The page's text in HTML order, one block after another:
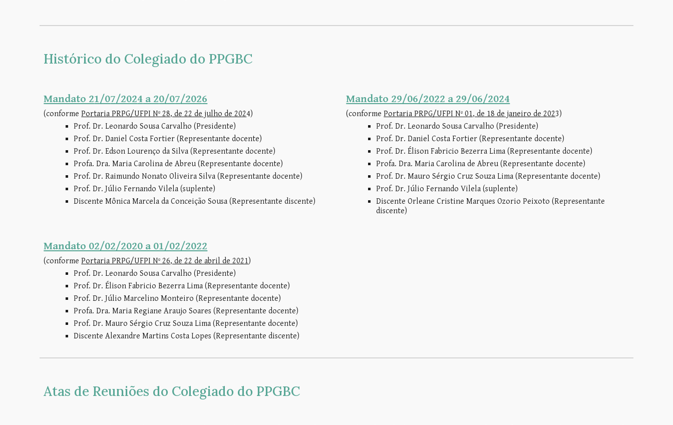
Histórico do Colegiado do PPGBC
Mandato 21/07/2024 a 20/07/2026
(conformePortaria PRPG/UFPI Nº 28, de 22 de julho de 2024)
Prof. Dr. Leonardo Sousa Carvalho (Presidente)
Prof. Dr. Daniel Costa Fortier (Representante docente)
Prof. Dr. Edson Lourenço da Silva (Representante docente)
Profa. Dra. Maria Carolina de Abreu (Representante docente)
Prof. Dr. Raimundo Nonato Oliveira Silva (Representante docente)
Prof. Dr. Júlio Fernando Vilela (suplente)
Discente Mônica Marcela da Conceição Sousa (Representante discente)
Mandato 29/06/2022 a 29/06/2024
(conformePortaria PRPG/UFPI Nº 01, de 18 de janeiro de 2023)
Prof. Dr. Leonardo Sousa Carvalho (Presidente)
Prof. Dr. Daniel Costa Fortier (Representante docente)
Prof. Dr. Élison Fabricio Bezerra Lima (Representante docente)
Profa. Dra. Maria Carolina de Abreu (Representante docente)
Prof. Dr. Mauro Sérgio Cruz Souza Lima (Representante docente)
Prof. Dr. Júlio Fernando Vilela (suplente)
Discente Orleane Cristine Marques Ozorio Peixoto (Representante
discente)
Mandato 02/02/2020 a 01/02/2022
(conformePortaria PRPG/UFPI Nº 26, de 22 de abril de 2021)
Prof. Dr. Leonardo Sousa Carvalho (Presidente)
Prof. Dr. Élison Fabricio Bezerra Lima (Representante docente)
Prof. Dr. Júlio Marcelino Monteiro (Representante docente)
Profa. Dra. Maria Regiane Araujo Soares (Representante docente)
Prof. Dr. Mauro Sérgio Cruz Souza Lima (Representante docente)
Discente Alexandre Martins Costa Lopes (Representante discente)
Atas de Reuniões do Colegiado do PPGBC